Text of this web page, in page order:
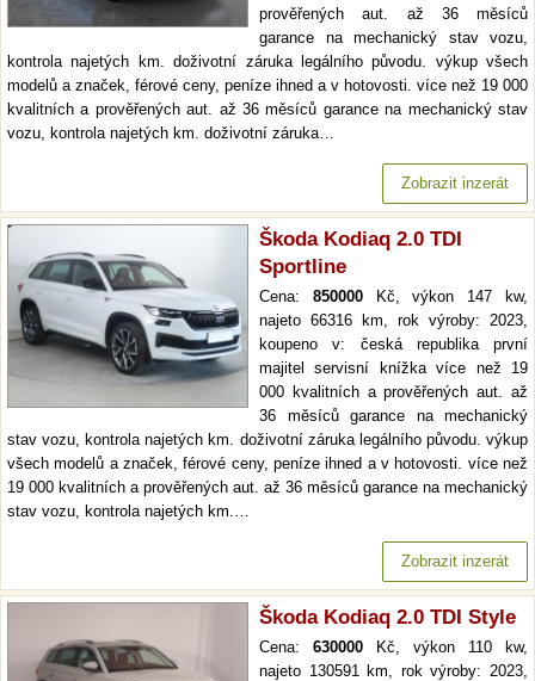
prověřených aut. až 36 měsíců
garance na mechanický stav vozu,
kontrola najetých km. doživotní záruka legálního původu. výkup všech
modelů a značek, férové ceny, peníze ihned a v hotovosti. více než 19 000
kvalitních a prověřených aut. až 36 měsíců garance na mechanický stav
vozu, kontrola najetých km. doživotní záruka…
Zobrazit inzerát
Škoda Kodiaq 2.0 TDI
Sportline
Cena: 850000Kč, výkon 147 kw,
najeto 66316 km, rok výroby: 2023,
koupeno v: česká republika první
majitel servisní knížka více než 19
000 kvalitních a prověřených aut. až
36 měsíců garance na mechanický
stav vozu, kontrola najetých km. doživotní záruka legálního původu. výkup
všech modelů a značek, férové ceny, peníze ihned a v hotovosti. více než
19 000 kvalitních a prověřených aut. až 36 měsíců garance na mechanický
stav vozu, kontrola najetých km.…
Zobrazit inzerát
Škoda Kodiaq 2.0 TDI Style
Cena: 630000 Kč, výkon 110 kw,
najeto 130591 km, rok výroby: 2023,